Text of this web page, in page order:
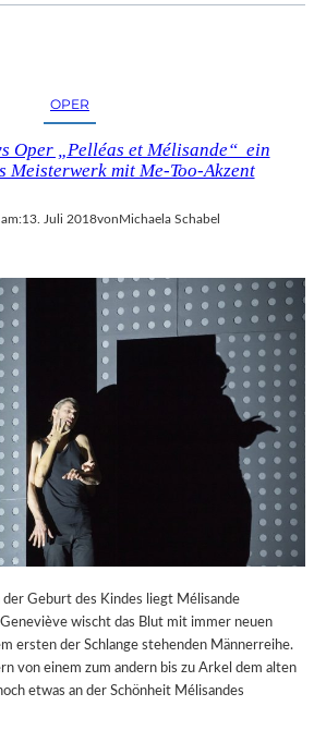
OPER
Oper „Pelléas et Mélisande“ ein
Meisterwerk mit Me-Too-Akzent
13. Juli 2018vonMichaela Schabel
Geburt des Kindes liegt Mélisande
wischt das Blut mit immer neuen
ersten der Schlange stehenden Männerreihe.
von einem zum andern bis zu Arkel dem alten
etwas an der Schönheit Mélisandes